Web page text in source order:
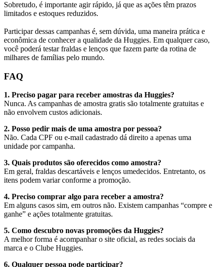
Sobretudo, é importante agir rápido, já que as ações têm prazos
limitados e estoques reduzidos.
Participar dessas campanhas é, sem dúvida, uma maneira prática e
econômica de conhecer a qualidade da Huggies. Em qualquer caso,
você poderá testar fraldas e lenços que fazem parte da rotina de
milhares de famílias pelo mundo.
FAQ
1. Preciso pagar para receber amostras da Huggies?
Nunca. As campanhas de amostra gratis são totalmente gratuitas e
não envolvem custos adicionais.
2. Posso pedir mais de uma amostra por pessoa?
Não. Cada CPF ou e-mail cadastrado dá direito a apenas uma
unidade por campanha.
3. Quais produtos são oferecidos como amostra?
Em geral, fraldas descartáveis e lenços umedecidos. Entretanto, os
itens podem variar conforme a promoção.
4. Preciso comprar algo para receber a amostra?
Em alguns casos sim, em outros não. Existem campanhas “compre e
ganhe” e ações totalmente gratuitas.
5. Como descubro novas promoções da Huggies?
A melhor forma é acompanhar o site oficial, as redes sociais da
marca e o Clube Huggies.
6. Qualquer pessoa pode participar?